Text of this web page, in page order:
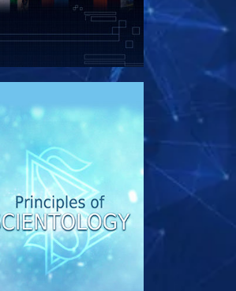
בדוק את הסדרה